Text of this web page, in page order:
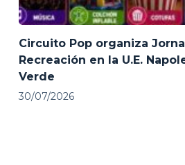
Circuito Pop organiza
Recreación en la U.E.
Verde
30/07/2026